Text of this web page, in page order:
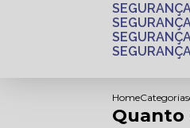
HomeCategorias
Quanto